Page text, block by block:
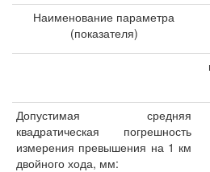
Наименование параметра
(показателя)
Допустимая средняя
квадратическая погрешность
измерения превышения на 1 км
двойного хода, мм: